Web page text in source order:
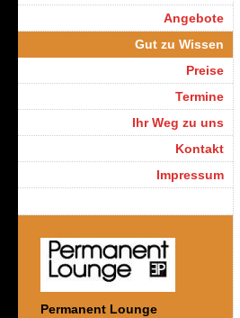
Angebote
Gut zu Wissen
Preise
Termine
Ihr Weg zu uns
Kontakt
Impressum
Permanent Lounge